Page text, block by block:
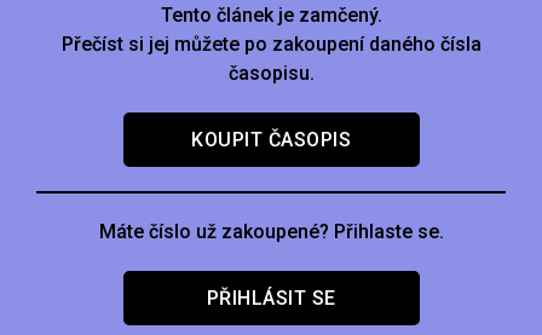
Tento článek je zamčený.
Přečíst si jej můžete po zakoupení daného čísla
časopisu.
KOUPIT ČASOPIS
Máte číslo už zakoupené? Přihlaste se.
PŘIHLÁSIT SE